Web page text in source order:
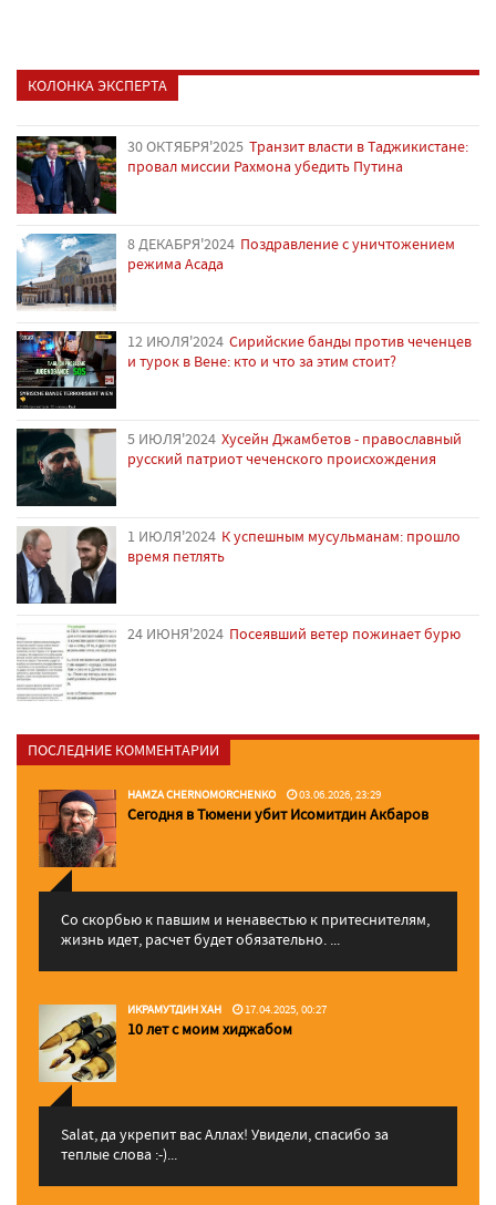
КОЛОНКА ЭКСПЕРТА
30 ОКТЯБРЯ'2025 Транзит власти в Таджикистане:
провал миссии Рахмона убедить Путина
8 ДЕКАБРЯ'2024 Поздравление с уничтожением
режима Асада
12 ИЮЛЯ'2024 Сирийские банды против чеченцев
и турок в Вене: кто и что за этим стоит?
5 ИЮЛЯ'2024 Хусейн Джамбетов - православный
русский патриот чеченского происхождения
1 ИЮЛЯ'2024 К успешным мусульманам: прошло
время петлять
24 ИЮНЯ'2024 Посеявший ветер пожинает бурю
ПОСЛЕДНИЕ КОММЕНТАРИИ
HAMZA CHERNOMORCHENKO 03.06.2026, 23:29
Сегодня в Тюмени убит Исомитдин Акбаров
Со скорбью к павшим и ненавестью к притеснителям,
жизнь идет, расчет будет обязательно. ...
ИКРАМУТДИН ХАН 17.04.2025, 00:27
10 лет с моим хиджабом
Salat, да укрепит вас Аллаx! Увидели, спасибо за
теплые слова :-)...